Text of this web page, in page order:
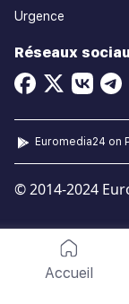
Accueil
Urgence
Réseaux
© 2014-2024
Euromedia24 on